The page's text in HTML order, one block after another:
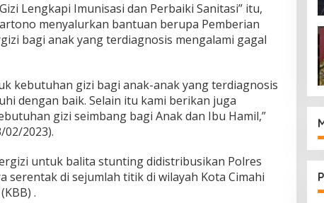
Lengkapi Imunisasi dan Perbaiki Sanitasi” itu,
menyalurkan bantuan berupa Pemberian
bagi anak yang terdiagnosis mengalami gagal
kebutuhan gizi bagi anak-anak yang terdiagnosis
dengan baik. Selain itu kami berikan juga
gizi seimbang bagi Anak dan Ibu Hamil,”
02/2023).
untuk balita stunting didistribusikan Polres
serentak di sejumlah titik di wilayah Kota Cimahi
.